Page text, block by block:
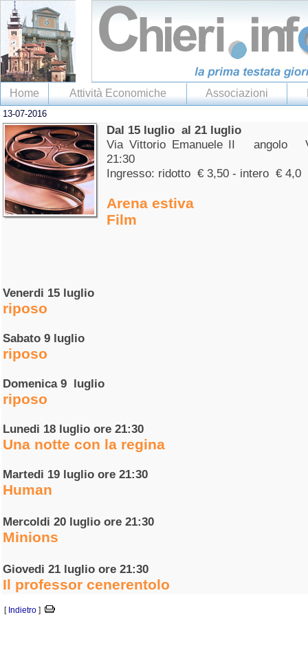
Home Attività Economiche Associazioni
13-07-2016
Dal 15 luglio al 21 luglio
Via Vittorio Emanuele II angolo
21:30
Ingresso: ridotto € 3,50 - intero € 4,0
Arena estiva
Film
Venerdi 15 luglio
riposo
Sabato 9 luglio
riposo
Domenica 9 luglio
riposo
Lunedi 18 luglio ore 21:30
Una notte con la regina
Martedi 19 luglio ore 21:30
Human
Mercoldi 20 luglio ore 21:30
Minions
Giovedi 21 luglio ore 21:30
Il professor cenerentolo
[ Indietro ]